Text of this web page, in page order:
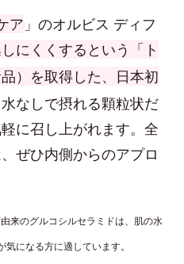
ア 」のオルビス ディフ
にくくするという「ト
）を取得した、日本初
なしで摂れる顆粒状だ
に召し上がれます。全
ぜひ内側からのアプロ
来のグルコシルセラミドは、肌の水
になる方に適しています。